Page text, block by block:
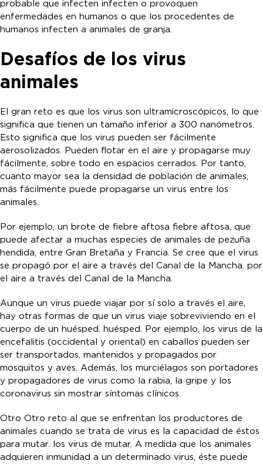
probable que infecten infecten o provoquen
enfermedades en humanos o que los procedentes de
humanos infecten a animales de granja.
Desafíos de los virus
animales
El gran reto es que los virus son ultramicroscópicos, lo que
significa que tienen un tamaño inferior a 300 nanómetros.
Esto significa que los virus pueden ser fácilmente
aerosolizados. Pueden flotar en el aire y propagarse muy
fácilmente, sobre todo en espacios cerrados. Por tanto,
cuanto mayor sea la densidad de población de animales,
más fácilmente puede propagarse un virus entre los
animales.
Por ejemplo, un brote de fiebre aftosa fiebre aftosa, que
puede afectar a muchas especies de animales de pezuña
hendida, entre Gran Bretaña y Francia. Se cree que el virus
se propagó por el aire a través del Canal de la Mancha. por
el aire a través del Canal de la Mancha.
Aunque un virus puede viajar por sí solo a través el aire,
hay otras formas de que un virus viaje sobreviviendo en el
cuerpo de un huésped. huésped. Por ejemplo, los virus de la
encefalitis (occidental y oriental) en caballos pueden ser
ser transportados, mantenidos y propagados por
mosquitos y aves. Además, los murciélagos son portadores
y propagadores de virus como la rabia, la gripe y los
coronavirus sin mostrar síntomas clínicos.
Otro Otro reto al que se enfrentan los productores de
animales cuando se trata de virus es la capacidad de éstos
para mutar. los virus de mutar. A medida que los animales
adquieren inmunidad a un determinado virus, éste puede